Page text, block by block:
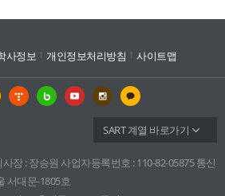
사정보 개인정보처리방침 사이트맵
SART 계열 바로가기
장 : 장승원 사업자등록번호 : 110-82-05875 통신
서대문-1805호